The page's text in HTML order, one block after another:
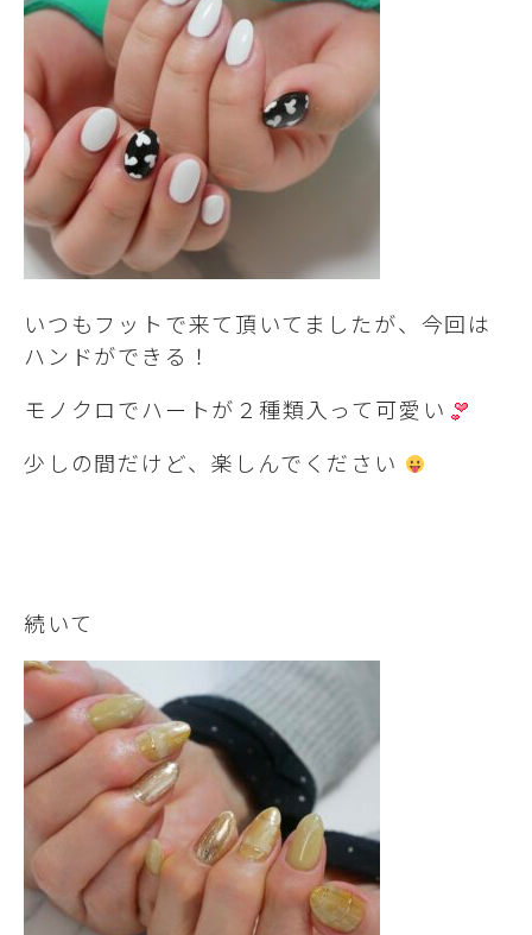
いつもフットで来て頂いてましたが、今回は
ハンドができる！
モノクロでハートが２種類入って可愛い
少しの間だけど、楽しんでください
続いて